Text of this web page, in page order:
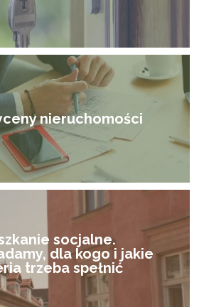
nieruchomości
socjalne.
dla kogo i jakie
trzeba spełnić